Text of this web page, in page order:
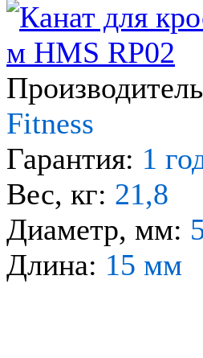
Fitness
Гарантия: 1
Вес, кг: 21,8
Диаметр, мм:
Длина: 15 мм